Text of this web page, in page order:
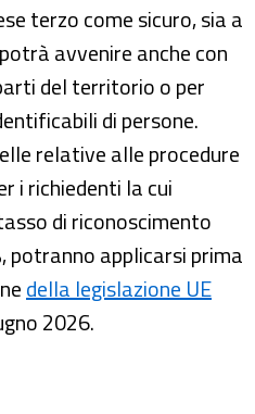
terzo come sicuro, sia a
avvenire anche con
del territorio o per
di persone.
relative alle procedure
i richiedenti la cui
di riconoscimento
potranno applicarsi prima
della legislazione UE
2026.